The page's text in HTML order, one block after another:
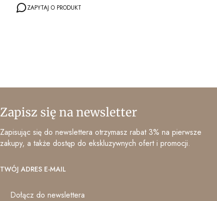
ZAPYTAJ O PRODUKT
Zapisz się na newsletter
Zapisując się do newslettera otrzymasz rabat 3% na pierwsze
zakupy, a także dostęp do ekskluzywnych ofert i promocji.
TWÓJ ADRES E-MAIL
Dołącz do newslettera